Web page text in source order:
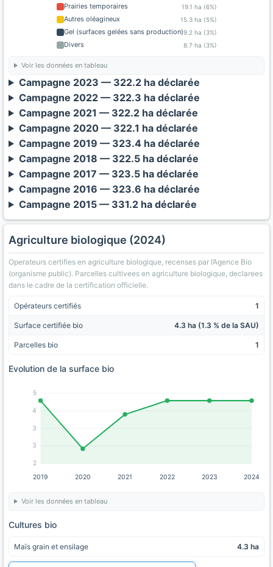
Prairies temporaires 19.1 ha (6%)
Autres oléagineux 15.3 ha (5%)
Gel (surfaces gelées sans production)9.2 ha (3%)
Divers 8.7 ha (3%)
Voir les données en tableau
Campagne 2023 — 322.2 ha déclarée
Campagne 2022 — 322.3 ha déclarée
Campagne 2021 — 322.2 ha déclarée
Campagne 2020 — 322.1 ha déclarée
Campagne 2019 — 323.4 ha déclarée
Campagne 2018 — 322.5 ha déclarée
Campagne 2017 — 323.5 ha déclarée
Campagne 2016 — 323.6 ha déclarée
Campagne 2015 — 331.2 ha déclarée
Agriculture biologique (2024)
Operateurs certifies en agriculture biologique, recenses par l’Agence Bio
(organisme public). Parcelles cultivees en agriculture biologique, declarees
dans le cadre de la certification officielle.
Opérateurs certifiés 1
Surface certifiée bio 4.3 ha (1.3 % de la SAU)
Parcelles bio 1
Evolution de la surface bio
2
3
3
4
5
2019 2020 2021 2022 2023 2024
Voir les données en tableau
Cultures bio
Maïs grain et ensilage 4.3 ha